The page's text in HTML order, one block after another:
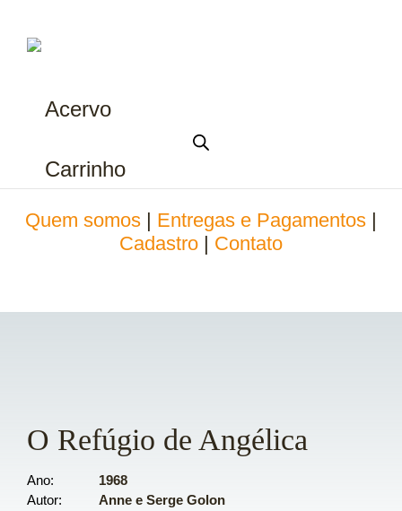
Acervo
Carrinho
Quem somos Entregas e Pagamentos
Cadastro
Contato
O Refúgio de Angélica
Ano
1968
Autor
Anne e Serge Golon